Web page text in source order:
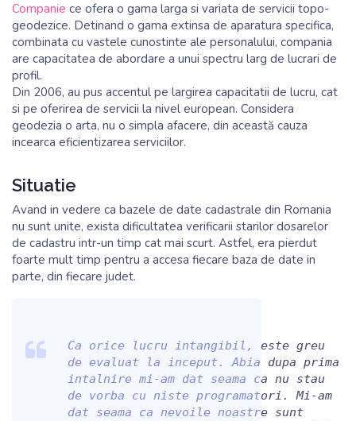
Companie ce ofera o gama larga si variata de servicii topo-
geodezice. Detinand o gama extinsa de aparatura specifica,
combinata cu vastele cunostinte ale personalului, compania
are capacitatea de abordare a unui spectru larg de lucrari de
profil.
Din 2006, au pus accentul pe largirea capacitatii de lucru, cat
si pe oferirea de servicii la nivel european. Considera
geodezia o arta, nu o simpla afacere, din această cauza
incearca eficientizarea serviciilor.
Situatie
Avand in vedere ca bazele de date cadastrale din Romania
nu sunt unite, exista dificultatea verificarii starilor dosarelor
de cadastru intr-un timp cat mai scurt. Astfel, era pierdut
foarte mult timp pentru a accesa fiecare baza de date in
parte, din fiecare judet.
Ca orice lucru intangibil, este greu
de evaluat la inceput. Abia dupa prima
intalnire mi-am dat seama ca nu stau
de vorba cu niste programatori. Mi-am
dat seama ca nevoile noastre sunt